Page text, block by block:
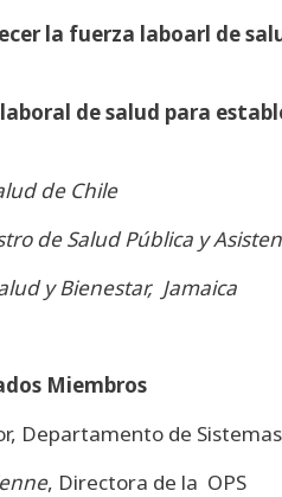
la fuerza laboarl de
de salud para
de Chile
de Salud Pública y
y Bienestar, Jamaica
Miembros
Departamento de Sistemas
, Directora de la OPS